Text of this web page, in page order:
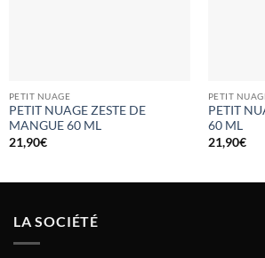
PETIT NUAGE
PETIT NUAGE ZESTE DE
MANGUE 60 ML
21,90€
PETIT
PETIT
60 ML
21,90€
LA SOCIÉTÉ